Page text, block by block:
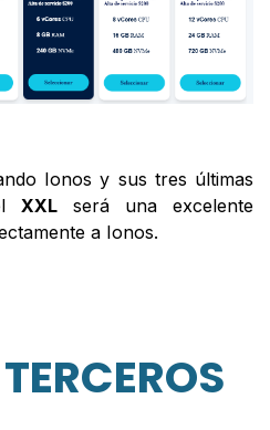
Ionos y sus tres últimas
XXL será una excelente
a Ionos.